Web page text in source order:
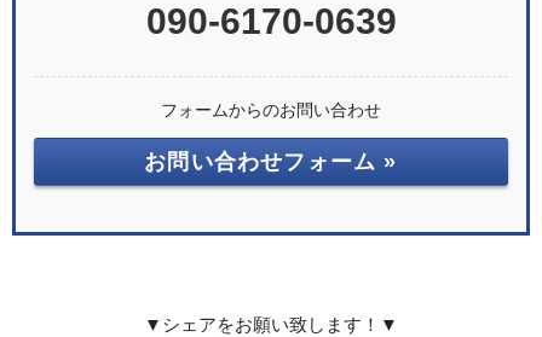
090-6170-0639
フォームからのお問い合わせ
お問い合わせフォーム »
▼シェアをお願い致します！▼